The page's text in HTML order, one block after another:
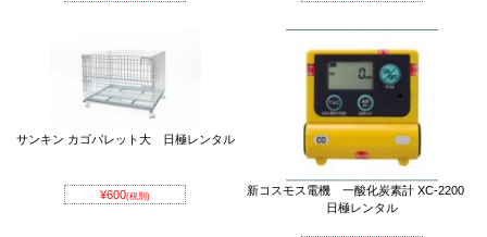
サンキン カゴパレット大 日極レンタル
¥600(税別)
新コスモス電機 一酸化炭素計 XC-2200
日極レンタル